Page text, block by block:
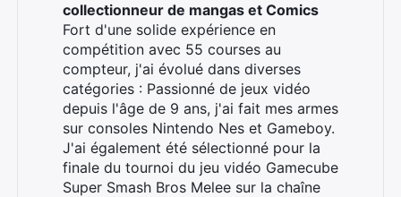
collectionneur de mangas et Comics
Fort d'une solide expérience en
compétition avec 55 courses au
compteur, j'ai évolué dans diverses
catégories : Passionné de jeux vidéo
depuis l'âge de 9 ans, j'ai fait mes armes
sur consoles Nintendo Nes et Gameboy.
J'ai également été sélectionné pour la
finale du tournoi du jeu vidéo Gamecube
Super Smash Bros Melee sur la chaîne